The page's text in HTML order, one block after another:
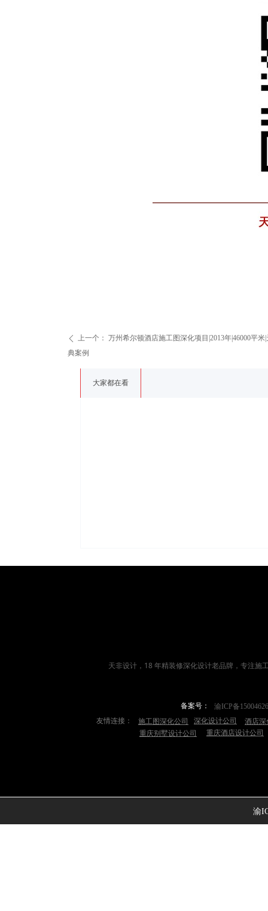
大家都在看
ꄴ 上一个： 万州希尔顿酒店施工图深化项目|2013年|46000平
典案例
友情连接：
重庆别墅设计公司
天非设计，18 年精装修深化设计老品牌，专注施
重庆酒店设计公司
施工图深化公司
备案号：
深化设计公司
渝ICP备
酒店深
渝